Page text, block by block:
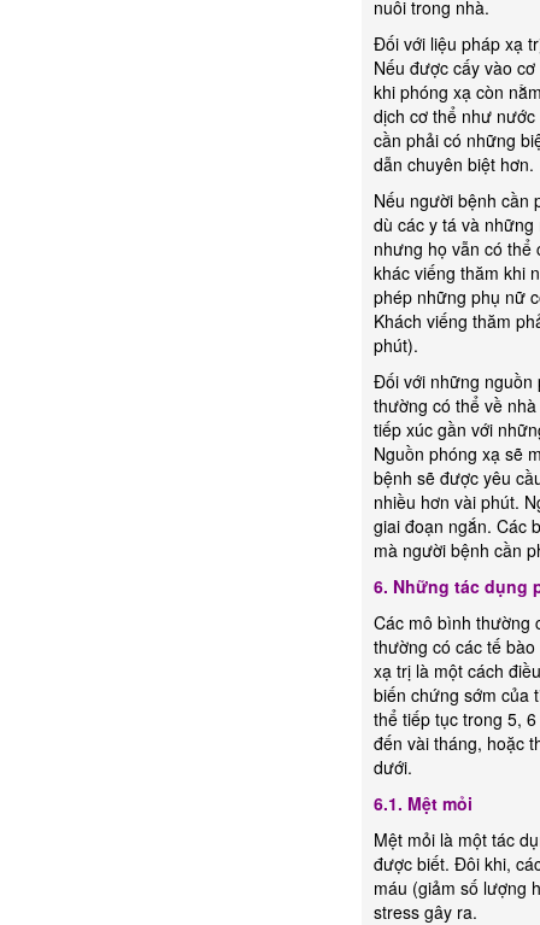
nuôi trong nhà.
Đối với liệu pháp xạ
Nếu được cấy vào
khi phóng xạ còn
dịch cơ thể như
cần phải có những
dẫn chuyên biệt hơn.
Nếu người bệnh cần
dù các y tá và
nhưng họ vẫn có thể
khác viếng thăm khi
phép những phụ nữ
Khách viếng thăm
phút).
Đối với những nguồn
thường có thể về
tiếp xúc gần với
Nguồn phóng xạ sẽ
bệnh sẽ được yêu
nhiều hơn vài phút.
giai đoạn ngắn. Các
mà người bệnh cần
6. Những tác dụng
Các mô bình thường
thường có các tế
xạ trị là một cách
biến chứng sớm của
thể tiếp tục trong 5,
đến vài tháng, hoặc
dưới.
6.1. Mệt mỏi
Mệt mỏi là một tác
được biết. Đôi khi,
máu (giảm số lượng
stress gây ra.